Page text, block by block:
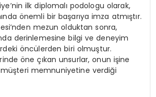
ilk diplomalı podologu olarak,
önemli bir başarıya imza atmıştır.
mezun olduktan sonra,
derinlemesine bilgi ve deneyim
öncülerden biri olmuştur.
öne çıkan unsurlar, onun işine
memnuniyetine verdiği